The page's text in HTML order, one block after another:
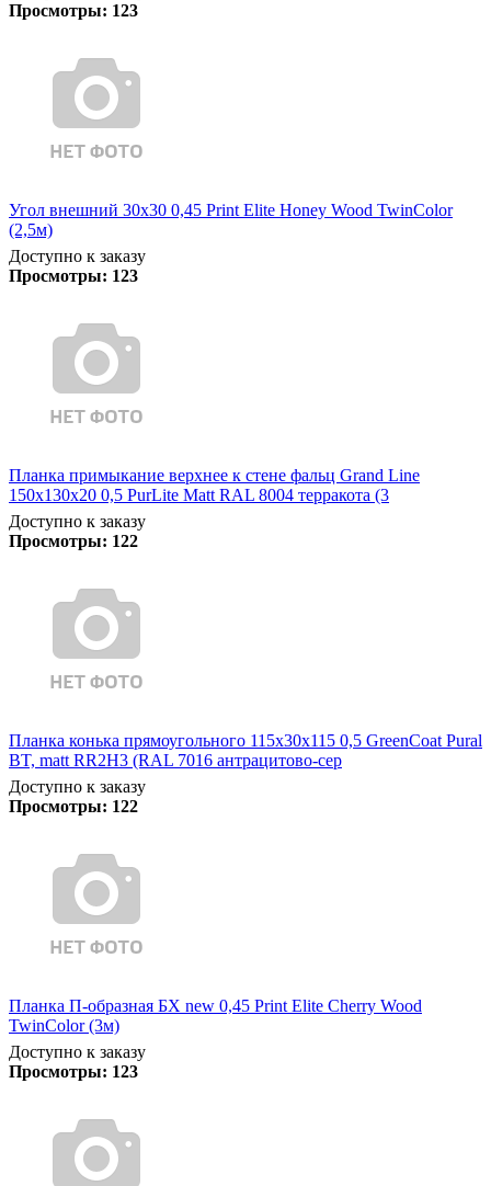
Просмотры: 123
Угол внешний 30х30 0,45 Print Elite Honey Wood TwinColor
(2,5м)
Доступно к заказу
Просмотры: 123
Планка примыкание верхнее к стене фальц Grand Line
150х130х20 0,5 PurLite Matt RAL 8004 терракота (3
Доступно к заказу
Просмотры: 122
Планка конька прямоугольного 115х30х115 0,5 GreenCoat Pural
BT, matt RR2Н3 (RAL 7016 антрацитово-сер
Доступно к заказу
Просмотры: 122
Планка П-образная БХ new 0,45 Print Elite Cherry Wood
TwinColor (3м)
Доступно к заказу
Просмотры: 123